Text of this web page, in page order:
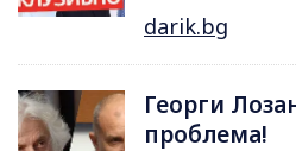
darik.bg
Георги
проблема!